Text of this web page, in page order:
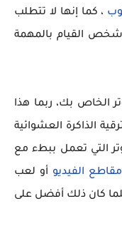
، كما إنها لا تتطلب
شخص القيام بالمهمة
الخاص بك، ربما هذا
الذاكرة العشوائية
التي تعمل ببطء مع
الفيديو أو لعب
كلما كان ذلك أفضل على